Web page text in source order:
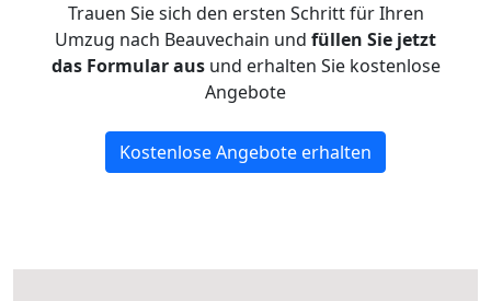
Trauen Sie sich den ersten Schritt für Ihren
Umzug nach Beauvechain und füllen Sie jetzt
das Formular ausund erhalten Sie kostenlose
Angebote
Kostenlose Angebote erhalten